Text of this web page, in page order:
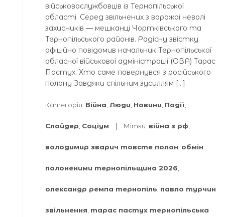
військовослужбовців із Тернопільської
області. Серед звільнених з ворожої неволі
захисників — мешканці Чортківського та
Тернопільського районів. Радісну звістку
офіційно повідомив начальник Тернопільської
обласної військової адміністрації (ОВА) Тарас
Пастух. Хто саме повернувся з російського
полону Завдяки спільним зусиллям […]
Категорія: Війна Люди Новини Події
Слайдер Соціум Мітки: війна з рф
володимир зварич товсте полон обмін
полоненими тернопільщина 2026
олександр ремпа тернопіль павло турчин
звільнення тарас пастух тернопільська